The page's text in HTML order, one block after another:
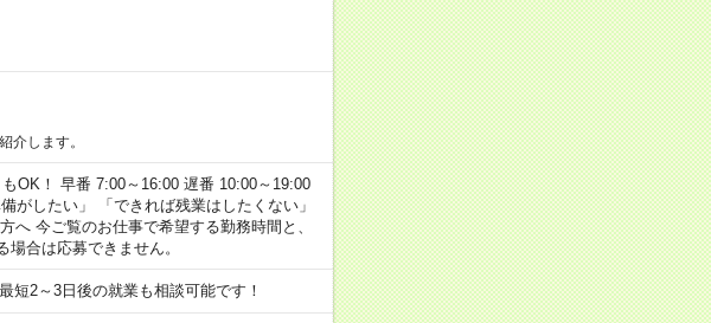
します。
OK！ 早番 7:00～16:00 遅番 10:00～19:00
がしたい」 「できれば残業はしたくない」
今ご覧のお仕事で希望する勤務時間と、
合は応募できません。
短2～3日後の就業も相談可能です！